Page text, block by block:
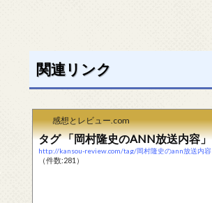
関連リンク
感想とレビュー.com
タグ 「岡村隆史のANN放送内容」
http://kansou-review.com/tag/岡村隆史のann放送内容
（件数:281）